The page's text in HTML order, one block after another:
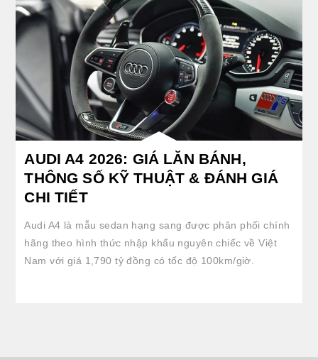
AUDI A4 2026: GIÁ LĂN BÁNH,
THÔNG SỐ KỸ THUẬT & ĐÁNH GIÁ
CHI TIẾT
Audi A4 là mẫu sedan hạng sang được phân phối chính
hãng theo hình thức nhập khẩu nguyên chiếc về Việt
Nam với giá 1,790 tỷ đồng có tốc độ 100km/giờ.